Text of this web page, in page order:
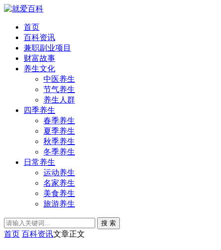
首页
百科资讯
兼职副业项目
财富故事
养生文化
中医养生
节气养生
养生人群
四季养生
春季养生
夏季养生
秋季养生
冬季养生
日常养生
运动养生
名家养生
美食养生
旅游养生
搜 索
首页 百科资讯文章正文